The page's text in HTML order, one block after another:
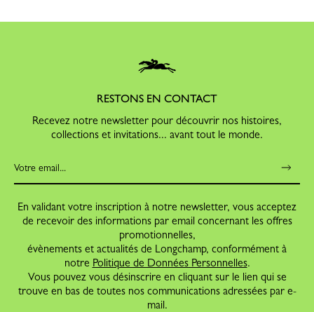
RESTONS EN CONTACT
Recevez notre newsletter pour découvrir nos histoires,
collections et invitations... avant tout le monde.
En validant votre inscription à notre newsletter, vous acceptez
de recevoir des informations par email concernant les offres
promotionnelles,
évènements et actualités de Longchamp, conformément à
notre Politique de Données Personnelles.
Vous pouvez vous désinscrire en cliquant sur le lien qui se
trouve en bas de toutes nos communications adressées par e-
mail.